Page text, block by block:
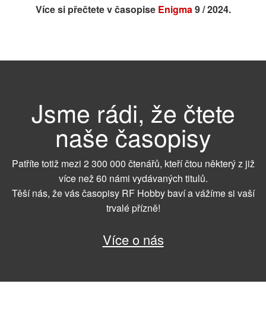
Více si přečtete v časopise Enigma 9 / 2024.
Jsme rádi, že čtete
naše časopisy
Patříte totiž mezi 2 300 000 čtenářů, kteří čtou některý z již
více než 60 námi vydávaných titulů.
Těší nás, že vás časopisy RF Hobby baví a vážíme si vaší
trvalé přízně!
Více o nás